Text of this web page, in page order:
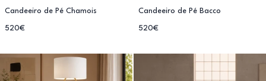
Candeeiro de Pé Chamois
520€
Candeeiro de Pé Bacco
520€